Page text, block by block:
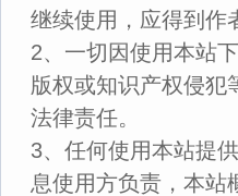
继续使用，应得到作
2、一切因使用本站
版权或知识产权侵犯
法律责任。
3、任何使用本站提
息使用方负责，本站